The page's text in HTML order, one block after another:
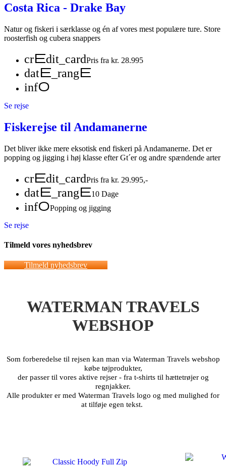
Costa Rica - Drake Bay
Natur og fiskeri i særklasse og én af vores mest populære ture. Store
roosterfish og cubera snappers
credit_cardPris fra kr. 28.995
date_range
info
Se rejse
Fiskerejse til Andamanerne
Det bliver ikke mere eksotisk end fiskeri på Andamanerne. Det er
popping og jigging i høj klasse efter Gt´er og andre spændende arter
credit_cardPris fra kr. 29.995,-
date_range10 Dage
infoPopping og jigging
Se rejse
Tilmeld vores nyhedsbrev
Tilmeld nyhedsbrev
WATERMAN TRAVELS
WEBSHOP
Som forberedelse til rejsen kan man via Waterman Travels webshop
købe tøjprodukter,
der passer til vores aktive rejser - fra t-shirts til hættetrøjer og
regnjakker.
Alle produkter er med Waterman Travels logo og med mulighed for
at tilføje egen tekst.